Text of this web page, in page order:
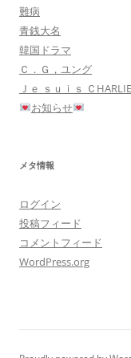
難病
青銭大名
韓国ドラマ
Ｃ．Ｇ，ユング
Ｊｅ ｓｕｉｓ Ｃ
お知らせ
メタ情報
ログイン
投稿フィード
コメントフィード
WordPress.org